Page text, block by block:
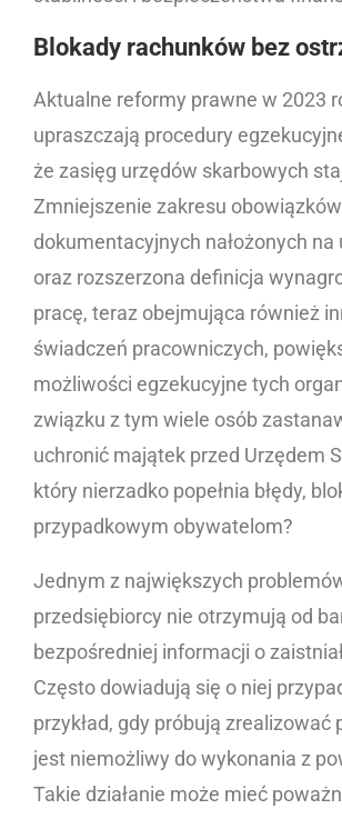
Blokady rachunków bez
Aktualne reformy prawne w 2023
upraszczają procedury
że zasięg urzędów skarbowych
Zmniejszenie zakresu obowiązków
dokumentacyjnych nałożonych na
oraz rozszerzona definicja
pracę, teraz obejmująca również
świadczeń pracowniczych,
możliwości egzekucyjne tych
związku z tym wiele osób
uchronić majątek przed Urzędem
który nierzadko popełnia błędy,
przypadkowym obywatelom?
Jednym z największych
przedsiębiorcy nie otrzymują od
bezpośredniej informacji o
Często dowiadują się o niej
przykład, gdy próbują zrealizować
jest niemożliwy do wykonania z
Takie działanie może mieć